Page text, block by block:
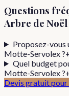
Questions
Arbre de Noël
Proposez-vous
Motte-Servolex ?
Quel budget
Motte-Servolex ?
Devis gratuit pour